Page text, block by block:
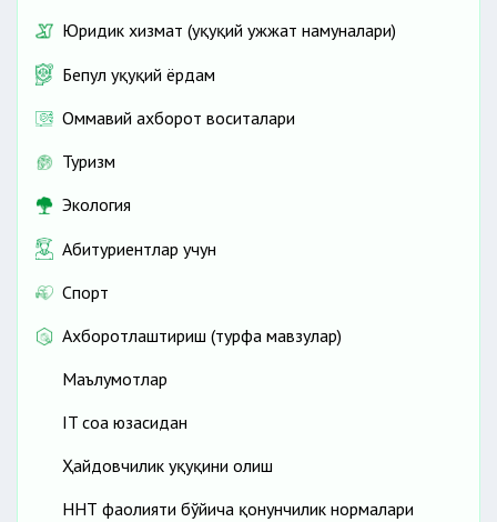
Юридик хизмат (ҳуқуқий ҳужжат намуналари)
Бепул ҳуқуқий ёрдам
Оммавий ахборот воситалари
Туризм
Экология
Абитуриентлар учун
Спорт
Ахборотлаштириш (турфа мавзулар)
Маълумотлар
IT соҳа юзасидан
Ҳайдовчилик ҳуқуқини олиш
ННТ фаолияти бўйича қонунчилик нормалари